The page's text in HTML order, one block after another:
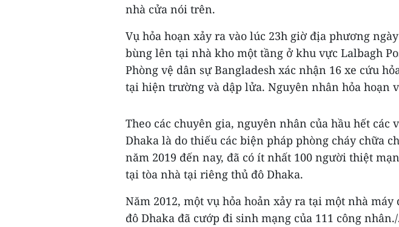
nhà cửa nói trên.
Vụ hỏa hoạn xảy ra vào lúc 23h giờ địa phương
bùng lên tại nhà kho một tầng ở khu vực Lalbagh
Phòng vệ dân sự Bangladesh xác nhận 16 xe cứu
tại hiện trường và dập lửa. Nguyên nhân hỏa hoạn
Theo các chuyên gia, nguyên nhân của hầu hết các
Dhaka là do thiếu các biện pháp phòng cháy chữa
năm 2019 đến nay, đã có ít nhất 100 người thiệt
tại tòa nhà tại riêng thủ đô Dhaka.
Năm 2012, một vụ hỏa hoản xảy ra tại một nhà máy
đô Dhaka đã cướp đi sinh mạng của 111 công